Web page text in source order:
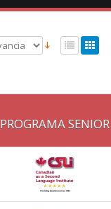
PROGRAMA SENIOR